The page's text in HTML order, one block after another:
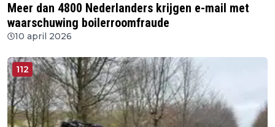
Meer dan 4800 Nederlanders krijgen e-mail met
waarschuwing boilerroomfraude
10 april 2026
112